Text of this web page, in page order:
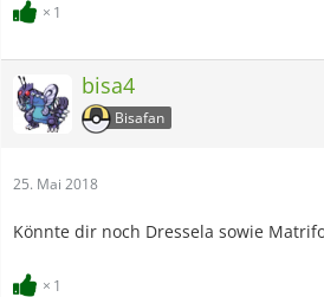
1
bisa4
Bisafan
25. Mai 2018
Könnte dir noch Dressela sowie
1